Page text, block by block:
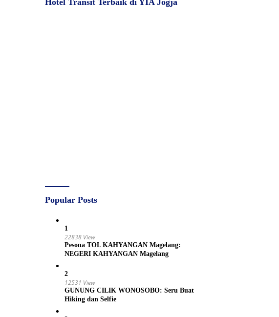
Hotel Transit Terbaik di YIA Jogja
Popular Posts
1
22838 View
Pesona TOL KAHYANGAN Magelang:
NEGERI KAHYANGAN Magelang
2
12531 View
GUNUNG CILIK WONOSOBO: Seru Buat
Hiking dan Selfie